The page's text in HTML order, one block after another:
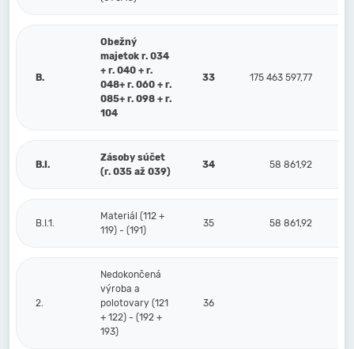
B.
Obežný
majetok r. 034
+ r. 040 + r.
048+ r. 060 + r.
085+ r. 098 + r.
104
33 175 463 597,77
B.I.
Zásoby súčet
(r. 035 až 039)
34 58 861,92
B.I.1.
Materiál (112 +
119) - (191)
35 58 861,92
2.
Nedokončená
výroba a
polotovary (121
+ 122) - (192 +
193)
36